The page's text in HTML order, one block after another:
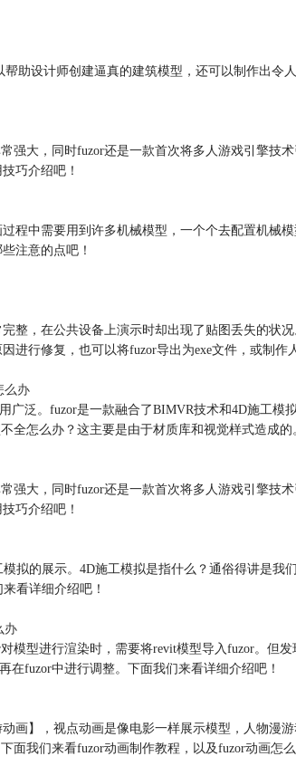
助设计师创建逼真的建筑模型，还可以制作出
强大，同时fuzor还是一款首次将多人游戏引擎技
巧介绍吧！
程中需要用到许多机械模型，一个个去配置机
注意的点吧！
整，在公共设备上演示时却出现了贴图丢失的状
进行修复，也可以将fuzor导出为exe文件，或制作
么办
广泛。fuzor是一款融合了BIMVR技术和4D施工
全怎么办？这主要是由于材质库和视觉样式造成的
强大，同时fuzor还是一款首次将多人游戏引擎技
巧介绍吧！
拟的展示。4D施工模拟是指什么？通俗得讲是
看详细介绍吧！
办
模型进行渲染时，需要将revit模型导入fuzor。但
在fuzor中进行调整。下面我们来看详细介绍吧！
画】，视点动画是像电影一样展示模型，人物
面我们来看fuzor动画制作教程，以及fuzor动画怎么